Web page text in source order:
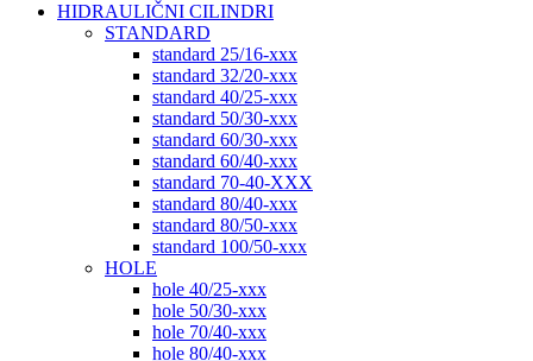
HIDRAULIČNI CILINDRI
STANDARD
standard 25/16-xxx
standard 32/20-xxx
standard 40/25-xxx
standard 50/30-xxx
standard 60/30-xxx
standard 60/40-xxx
standard 70-40-XXX
standard 80/40-xxx
standard 80/50-xxx
standard 100/50-xxx
HOLE
hole 40/25-xxx
hole 50/30-xxx
hole 70/40-xxx
hole 80/40-xxx